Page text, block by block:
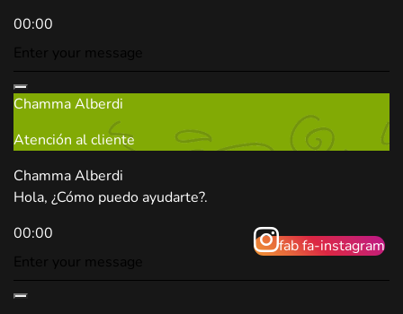
00:00
Chamma Alberdi
Atención al cliente
Chamma Alberdi
Hola, ¿Cómo puedo ayudarte?.
00:00
fab fa-instagram